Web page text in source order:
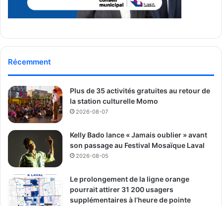
Récemment
Plus de 35 activités gratuites au retour de
la station culturelle Momo
2026-08-07
Kelly Bado lance « Jamais oublier » avant
son passage au Festival Mosaïque Laval
2026-08-05
Le prolongement de la ligne orange
pourrait attirer 31 200 usagers
supplémentaires à l’heure de pointe